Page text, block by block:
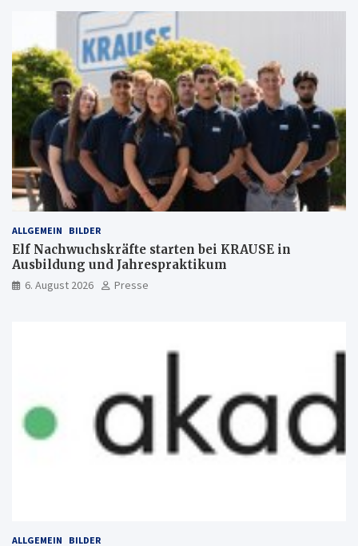
ALLGEMEIN BILDER
Elf Nachwuchskräfte starten bei KRAUSE in
Ausbildung und Jahrespraktikum
6. August 2026 Presse
ALLGEMEIN BILDER